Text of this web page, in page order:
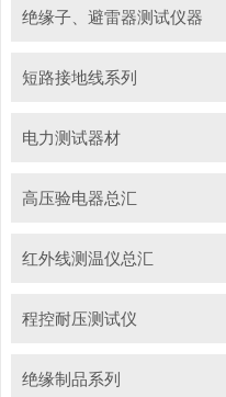
绝缘子、避雷器测试仪器
短路接地线系列
电力测试器材
高压验电器总汇
红外线测温仪总汇
程控耐压测试仪
绝缘制品系列